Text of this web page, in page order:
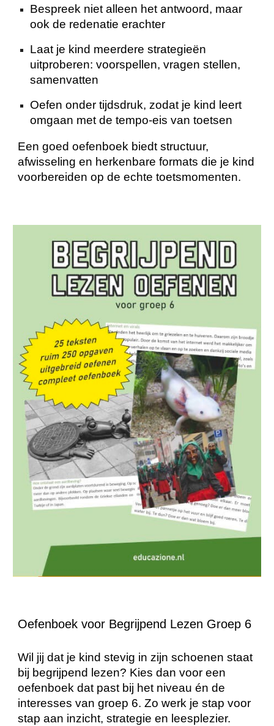
Bespreek niet alleen het antwoord, maar
ook de redenatie erachter
Laat je kind meerdere strategieën
uitproberen: voorspellen, vragen stellen,
samenvatten
Oefen onder tijdsdruk, zodat je kind leert
omgaan met de tempo-eis van toetsen
Een goed oefenboek biedt structuur,
afwisseling en herkenbare formats die je kind
voorbereiden op de echte toetsmomenten.
Oefenboek voor Begrijpend Lezen Groep 6
Wil jij dat je kind stevig in zijn schoenen staat
bij begrijpend lezen? Kies dan voor een
oefenboek dat past bij het niveau én de
interesses van groep 6. Zo werk je stap voor
stap aan inzicht, strategie en leesplezier.